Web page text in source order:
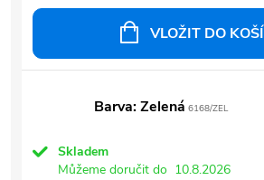
VLOŽIT DO
Barva: Zelená 6168/ZEL
Skladem
Můžeme doručit do 10.8.2026